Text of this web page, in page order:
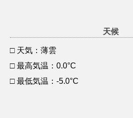
天候
□ 天気：薄雲
□ 最高気温：0.0°C
□ 最低気温：-5.0°C